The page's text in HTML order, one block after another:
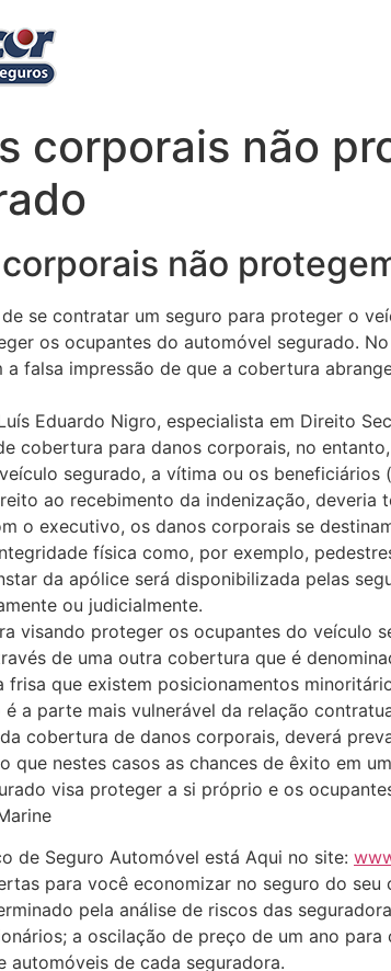
corporais não
não
se contratar um seguro para proteger o
os ocupantes do automóvel segurado.
a falsa impressão de que a cobertura
Eduardo Nigro, especialista em Direito
cobertura para danos corporais, no
segurado, a vítima ou os
ao recebimento da indenização, deveria
o executivo, os danos corporais se
física como, por exemplo,
da apólice será disponibilizada pelas
ou judicialmente.
visando proteger os ocupantes do veículo
de uma outra cobertura que é
frisa que existem posicionamentos
é a parte mais vulnerável da relação
cobertura de danos corporais, deverá
que nestes casos as chances de êxito em
visa proteger a si próprio e os
de Seguro Automóvel está Aqui no site:
para você economizar no seguro do
pela análise de riscos das
a oscilação de preço de um ano
automóveis de cada seguradora.